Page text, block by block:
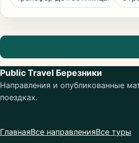
Public Travel Березники
Направления и опубликованные
поездках.
ГлавнаяВсе направленияВсе туры